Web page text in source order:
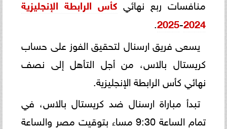
منافسات ربع نهائي كأس الرابطة الإنجليزية
2024
-
2025
.
يسعى فريق ارسنال لتحقيق الفوز على حساب
كريستال بالاس، من أجل التأهل إلى نصف
نهائي كأس الرابطة الإنجليزية.
تبدأ مباراة ارسنال ضد كريستال بالاس، في
تمام الساعة 9:30 مساء بتوقيت مصر والساعة